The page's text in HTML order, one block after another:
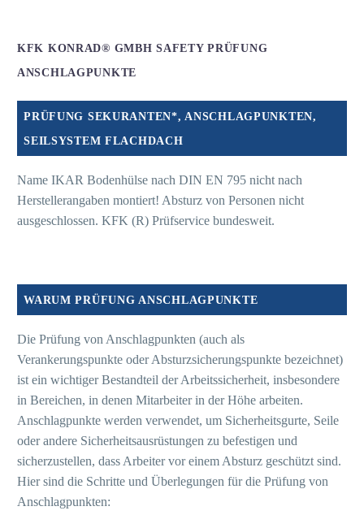
KFK KONRAD® GMBH SAFETY PRÜFUNG
ANSCHLAGPUNKTE
PRÜFUNG SEKURANTEN*, ANSCHLAGPUNKTEN,
SEILSYSTEM FLACHDACH
Name IKAR Bodenhülse nach DIN EN 795 nicht nach
Herstellerangaben montiert! Absturz von Personen nicht
ausgeschlossen. KFK (R) Prüfservice bundesweit.
WARUM PRÜFUNG ANSCHLAGPUNKTE
Die Prüfung von Anschlagpunkten (auch als
Verankerungspunkte oder Absturzsicherungspunkte bezeichnet)
ist ein wichtiger Bestandteil der Arbeitssicherheit, insbesondere
in Bereichen, in denen Mitarbeiter in der Höhe arbeiten.
Anschlagpunkte werden verwendet, um Sicherheitsgurte, Seile
oder andere Sicherheitsausrüstungen zu befestigen und
sicherzustellen, dass Arbeiter vor einem Absturz geschützt sind.
Hier sind die Schritte und Überlegungen für die Prüfung von
Anschlagpunkten: